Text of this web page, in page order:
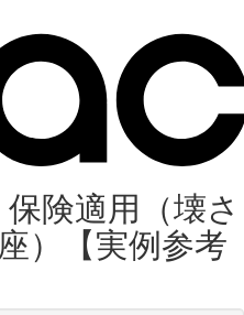
険適用（壊さ
）【実例参考